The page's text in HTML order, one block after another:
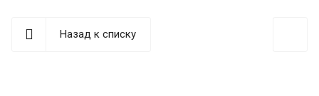
Назад к списку